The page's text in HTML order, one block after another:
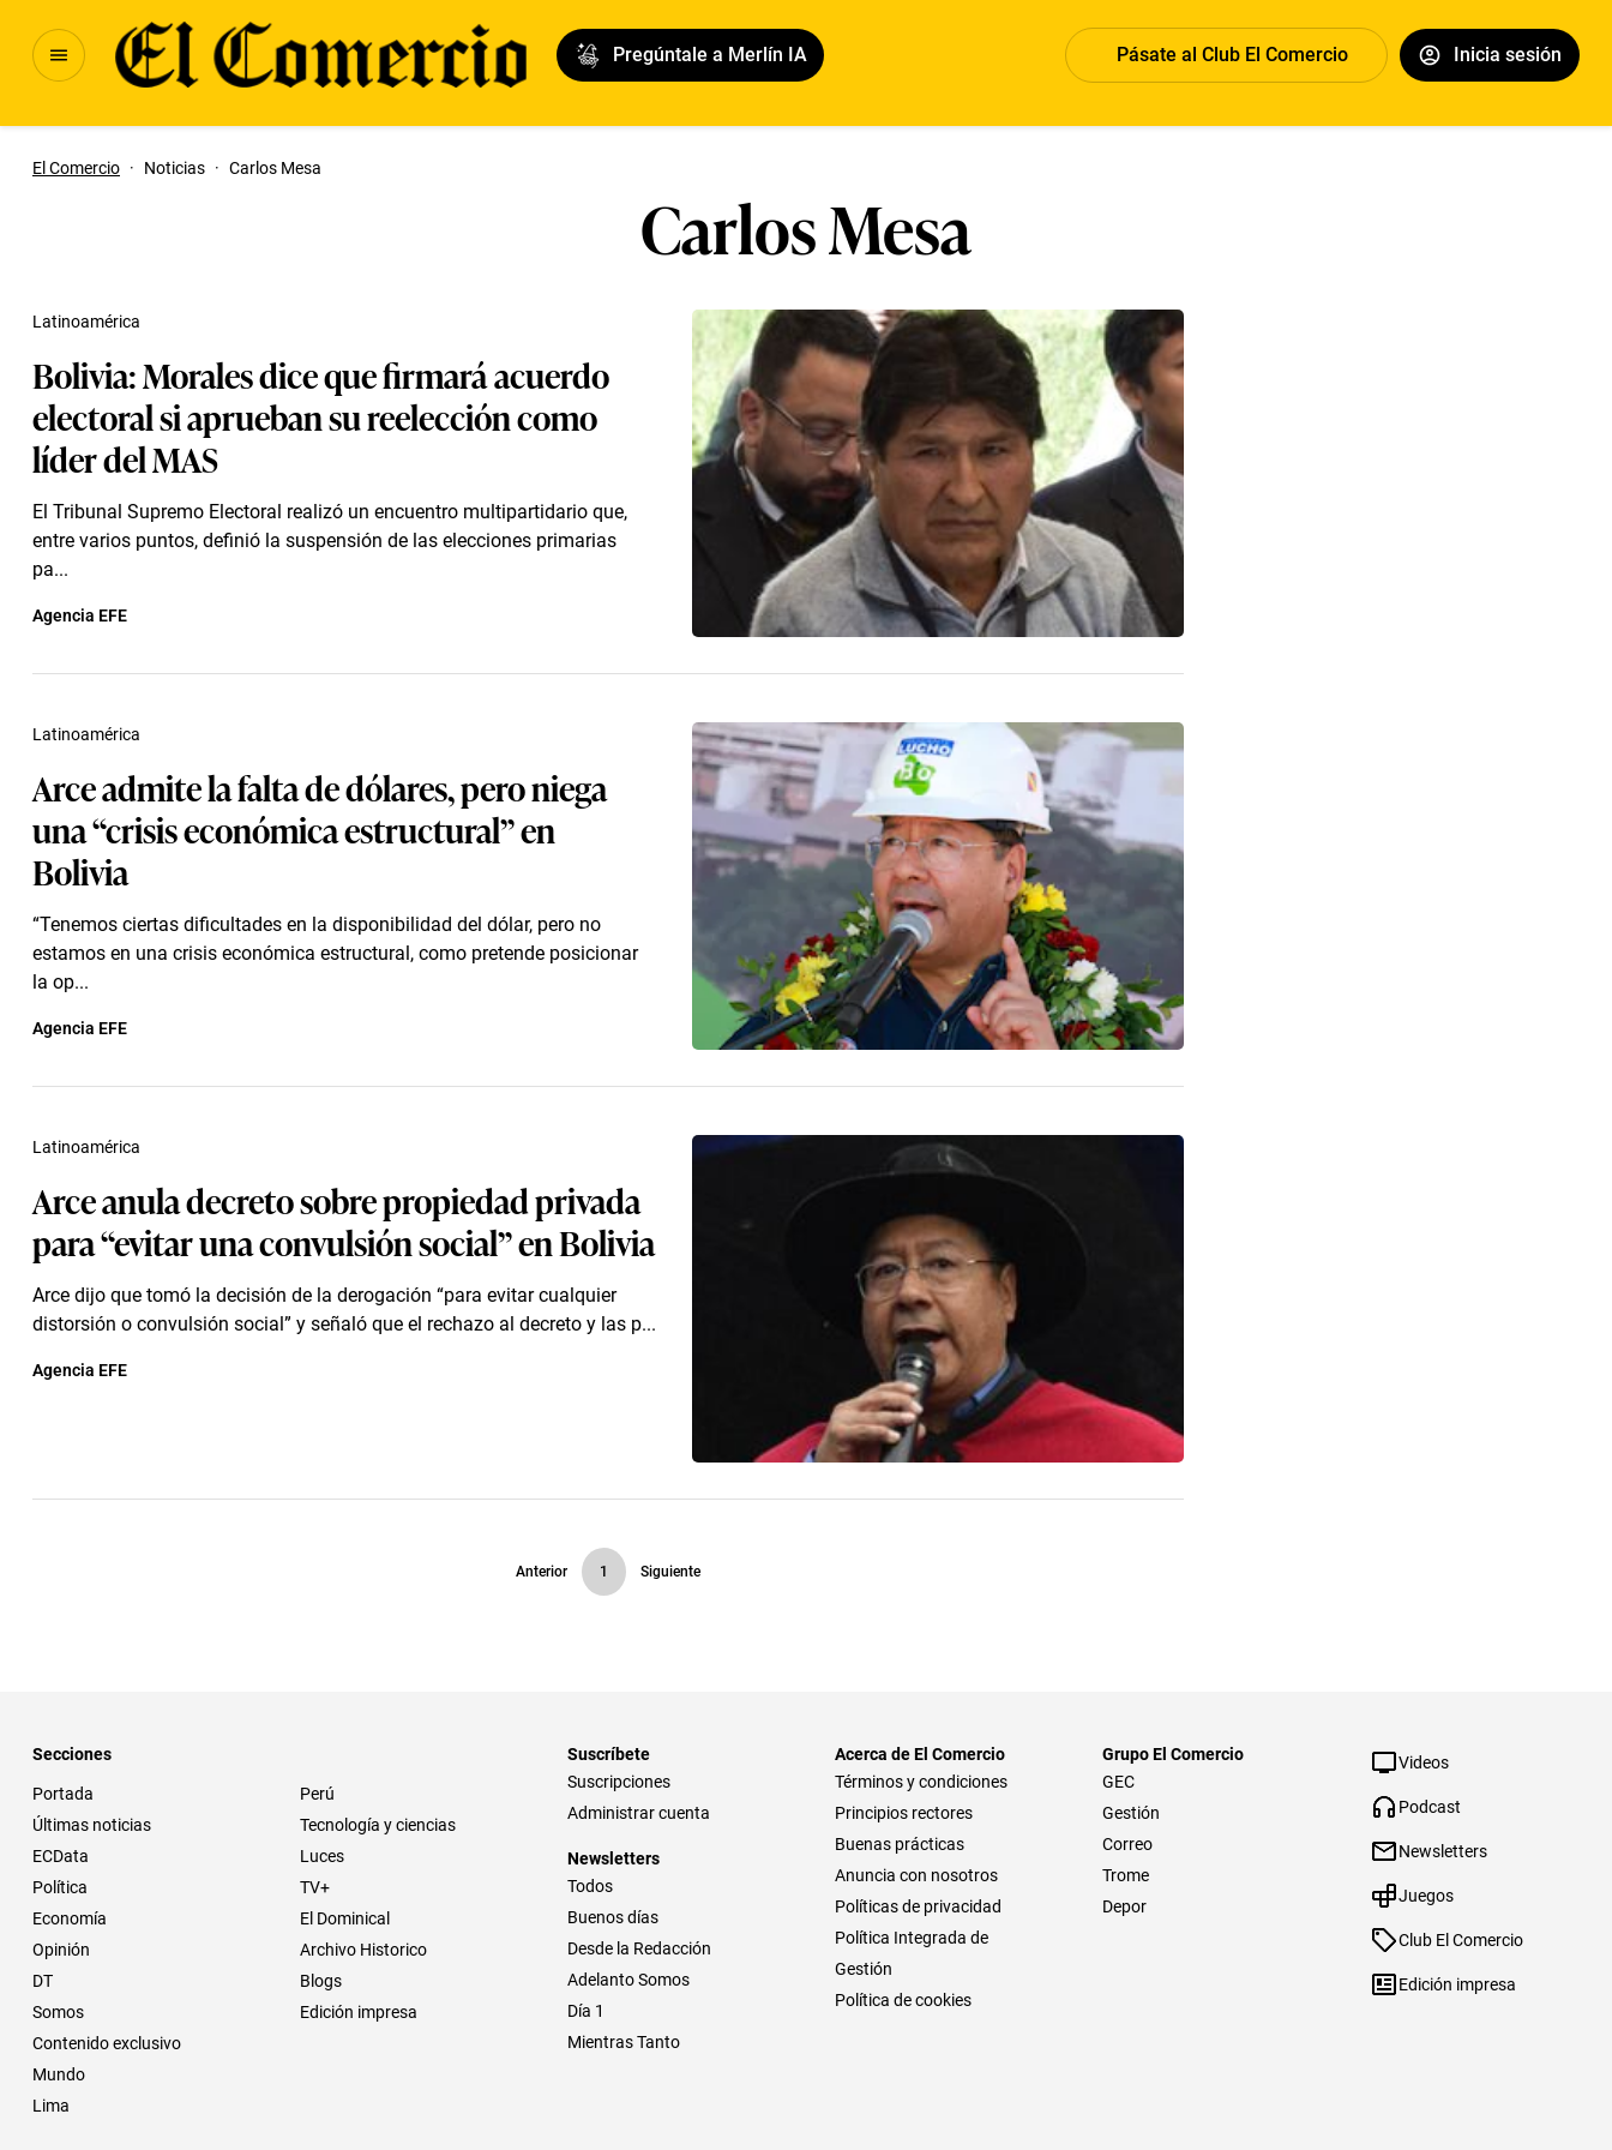
Pregúntale a Merlín IA Pásate al Club El Comercio Inicia sesión
El Comercio · Noticias · Carlos Mesa
Carlos Mesa
Bolivia: Morales dice que firmará acuerdo
electoral si aprueban su reelección como
líder del MAS
El Tribunal Supremo Electoral realizó un encuentro multipartidario que,
entre varios puntos, definió la suspensión de las elecciones primarias
pa...
Latinoamérica
Agencia EFE
Arce admite la falta de dólares, pero niega
una “crisis económica estructural” en
Bolivia
“Tenemos ciertas dificultades en la disponibilidad del dólar, pero no
estamos en una crisis económica estructural, como pretende posicionar
la op...
Latinoamérica
Agencia EFE
Arce anula decreto sobre propiedad privada
para “evitar una convulsión social” en Bolivia
Arce dijo que tomó la decisión de la derogación “para evitar cualquier
distorsión o convulsión social” y señaló que el rechazo al decreto y las p...
Latinoamérica
Agencia EFE
Anterior 1 Siguiente
Secciones
Portada
Últimas noticias
ECData
Política
Economía
Opinión
DT
Somos
Contenido exclusivo
Mundo
Lima
Perú
Tecnología y ciencias
Luces
TV+
El Dominical
Archivo Historico
Blogs
Edición impresa
Suscríbete
Suscripciones
Administrar cuenta
Newsletters
Todos
Buenos días
Desde la Redacción
Adelanto Somos
Día 1
Mientras Tanto
Acerca de El Comercio
Términos y condiciones
Principios rectores
Buenas prácticas
Anuncia con nosotros
Políticas de privacidad
Política Integrada de
Gestión
Política de cookies
Grupo El Comercio
GEC
Gestión
Correo
Trome
Depor
Videos
Podcast
Newsletters
Juegos
Club El Comercio
Edición impresa